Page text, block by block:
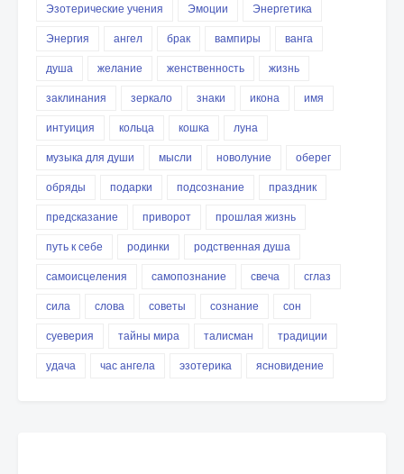
Эзотерические учения
Эмоции
Энергетика
Энергия
ангел брак вампиры
ванга
душа
желание женственность
жизнь
заклинания
зеркало знаки икона
имя
интуиция
кольца кошка
луна
музыка для души
мысли новолуние
оберег
обряды
подарки подсознание
праздник
предсказание
приворот
прошлая жизнь
путь к себе
родинки
родственная душа
самоисцеления
самопознание свеча
сглаз
сила
слова советы сознание
сон
суеверия
тайны мира талисман
традиции
удача
час ангела эзотерика ясновидение